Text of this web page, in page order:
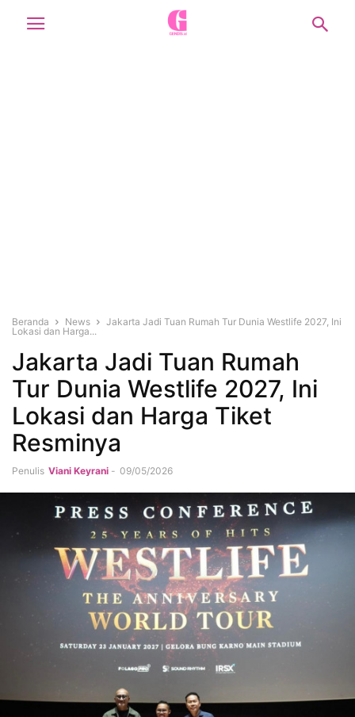
Beranda News
Jakarta Jadi Tuan Rumah Tur Dunia Westlife 2027, Ini
Lokasi dan Harga...
Jakarta Jadi Tuan Rumah
Tur Dunia Westlife 2027, Ini
Lokasi dan Harga Tiket
Resminya
Penulis Viani Keyrani - 09/05/2026